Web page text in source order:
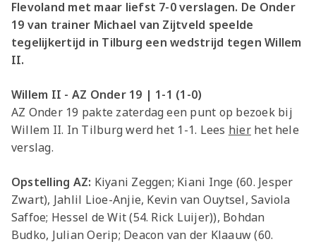
Flevoland met maar liefst 7-0 verslagen. De Onder
19 van trainer Michael van Zijtveld speelde
tegelijkertijd in Tilburg een wedstrijd tegen Willem
II.
Willem II - AZ Onder 19 | 1-1 (1-0)
AZ Onder 19 pakte zaterdag een punt op bezoek bij
Willem II. In Tilburg werd het 1-1. Lees hierhet hele
verslag.
Opstelling AZ: Kiyani Zeggen; Kiani Inge (60. Jesper
Zwart), Jahlil Lioe-Anjie, Kevin van Ouytsel, Saviola
Saffoe; Hessel de Wit (54. Rick Luijer)), Bohdan
Budko, Julian Oerip; Deacon van der Klaauw (60.